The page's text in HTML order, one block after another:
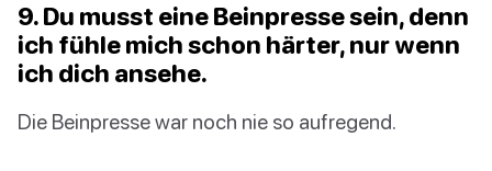
9. Du musst eine Beinpresse sein, denn
ich fühle mich schon härter, nur wenn
ich dich ansehe.
Die Beinpresse war noch nie so aufregend.